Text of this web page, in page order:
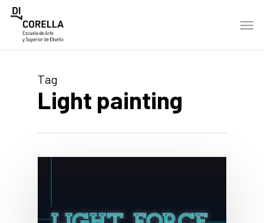
Skip
Menu
Tag
Light painting